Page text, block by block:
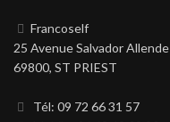
Francoself
25 Avenue Salvador Allende
69800, ST PRIEST
Tél: 09 72 66 31 57